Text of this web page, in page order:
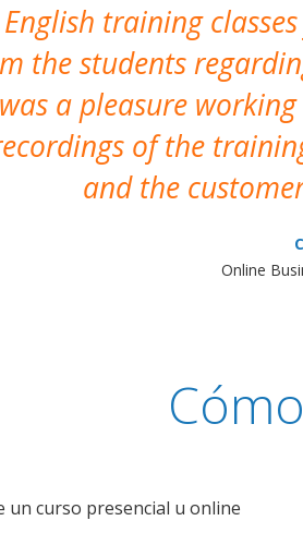
training
the students
a pleasure
of the
and the
Online
un curso presencial u online